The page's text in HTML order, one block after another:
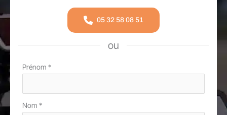
05 32 58 08 51
ou
Formulaire
avec
téléphone
Prénom *
Nom *